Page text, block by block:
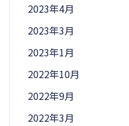
2023年4月
2023年3月
2023年1月
2022年10月
2022年9月
2022年3月